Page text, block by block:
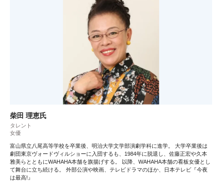
柴田 理恵氏
タレント
女優
富山県立八尾高等学校を卒業後、明治大学文学部演劇学科に進学。 大学卒業後は
劇団東京ヴォードヴィルショーに入団するも、1984年に脱退し、佐藤正宏や久本
雅美らとともにWAHAHA本舗を旗揚げする。 以降、WAHAHA本舗の看板女優とし
て舞台に立ち続ける。 外部公演や映画、テレビドラマのほか、日本テレビ『今夜
は最高!』